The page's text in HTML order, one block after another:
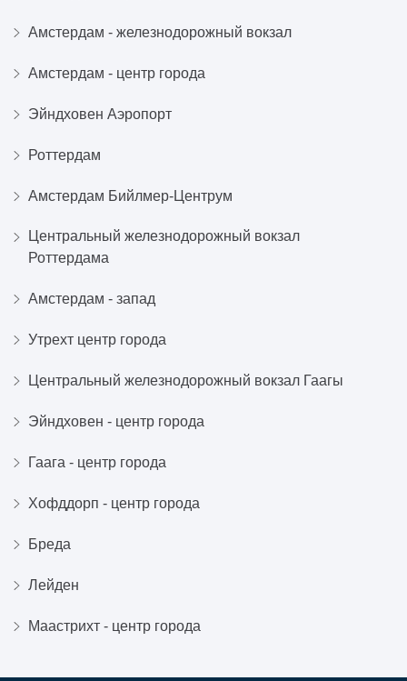
Амстердам - железнодорожный вокзал
Амстердам - центр города
Эйндховен Аэропорт
Роттердам
Амстердам Бийлмер-Центрум
Центральный железнодорожный вокзал
Роттердамa
Амстердам - запад
Утрехт центр города
Центральный железнодорожный вокзал Гаагы
Эйндховен - центр города
Гаага - центр города
Хофддорп - центр города
Бреда
Лейден
Маастрихт - центр города